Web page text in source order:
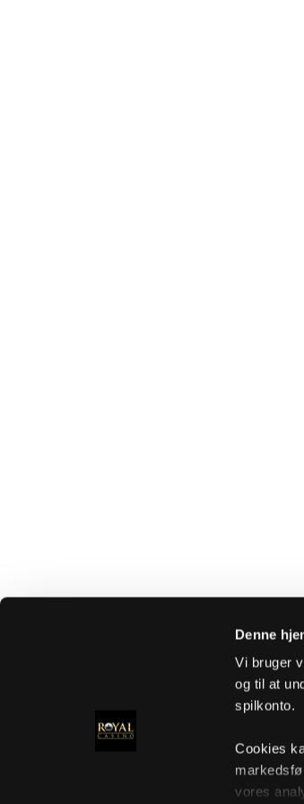
Denne
Vi bruger
og til at
spilkonto.
Cookies
vores